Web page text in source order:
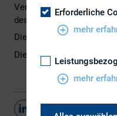
Veröffentlichungen der
des abgelaufenen
Die Studie finden Sie
Die Pressemitteilung
Erforderliche
mehr
mehr